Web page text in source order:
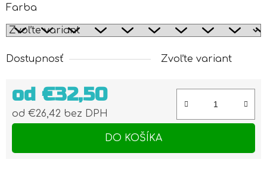
Farba
Dostupnosť Zvoľte variant
od €32,50
od €26,42 bez DPH
DO KOŠÍKA